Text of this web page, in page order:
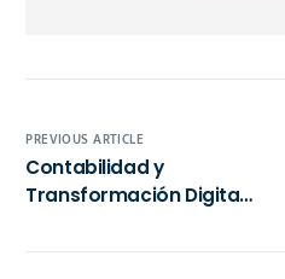
PREVIOUS ARTICLE
Contabilidad y
Transformación Digital: